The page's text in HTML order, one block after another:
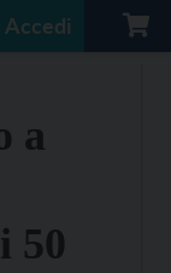
Accedi
a
50